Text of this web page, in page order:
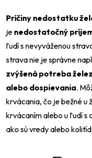
Príčiny nedostatku
je nedostatočný
ľudí s nevyváženou
strava nie je správne
zvýšená potreba
alebo dospievania.
krvácania, čo je bežné u
krvácaním alebo u ľudí s
ako sú vredy alebo